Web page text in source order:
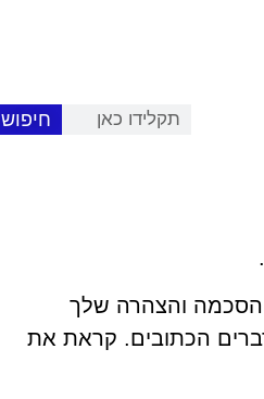
חיפוש
הסכמה והצהרה שלך
הכתובים. קראת את